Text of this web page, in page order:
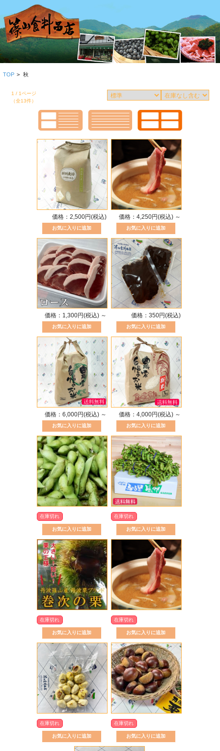
TOP > 秋
1 / 1ページ
（全13件）
価格：2,500円(税込) 価格：4,250円(税込) ～
価格：1,300円(税込) ～ 価格：350円(税込)
価格：6,000円(税込) ～ 価格：4,000円(税込) ～
在庫切れ 在庫切れ
在庫切れ 在庫切れ
在庫切れ 在庫切れ